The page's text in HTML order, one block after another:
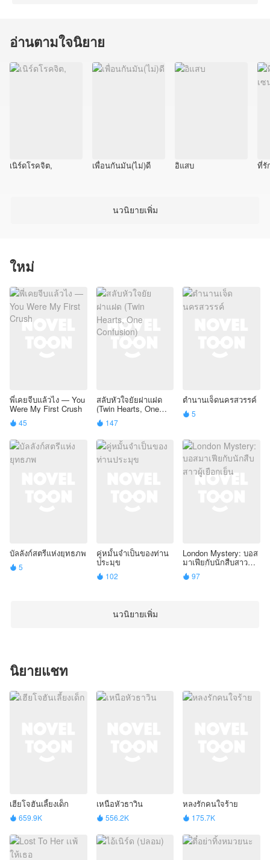
อ่านตามใจนิยาย
เนิร์ดโรคจิต, เพื่อนกันมัน(ไม่)ดี อิแสบ ที่รั
นวนิยายเพิ่ม
ใหม่
พี่เคยจีบแล้วไง — You
Were My First Crush
 45
สลับหัวใจยัยฝาแฝด
(Twin Hearts, One
Confusion)
 147
ตำนานเจ็ดนครสวรรค์
 5
บัลลังก์สตรีแห่งยุทธภพ
 5
คู่หมั้นจำเป็นของท่าน
ประมุข
 102
London Mystery: บอส
มาเฟียกับนักสืบสาวผู้
เยือกเย็น
 97
นวนิยายเพิ่ม
นิยายแชท
เฮียโจฮันเลี้ยงเด็ก
 659.9K
เหนือหัวธาวิน
 556.2K
หลงรักคนใจร้าย
 175.7K